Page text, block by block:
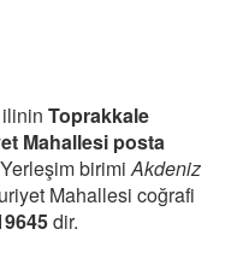
ilinin Toprakkale
Mahallesi posta
birimiAkdeniz
Mahallesi coğrafi
dir.